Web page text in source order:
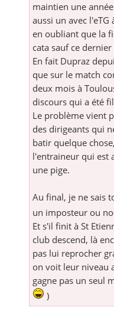
maintien une
aussi un avec l'eTG
en oubliant que la
cata sauf ce dernier
En fait Dupraz
que sur le match
deux mois à
discours qui a été
Le problème vient
des dirigeants qui
batir quelque
l'entraineur qui est
une pige.
Au final, je ne sais
un imposteur ou
Et s'il finit à St
club descend, là
pas lui reprocher
on voit leur niveau
gagne pas un seul
)